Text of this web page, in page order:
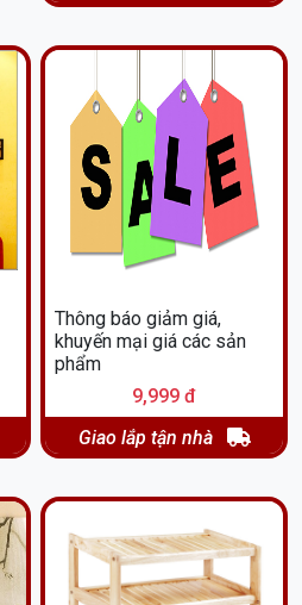
Thông báo giảm giá,
khuyến mại giá các sản
phẩm
9,999 đ
Giao lắp tận nhà